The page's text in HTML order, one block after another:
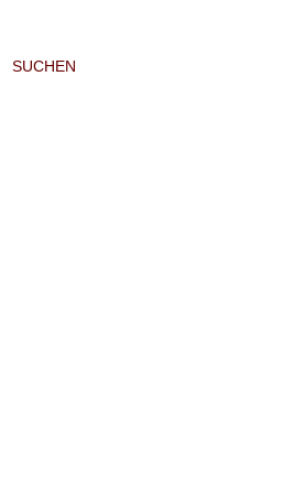
SUCHEN